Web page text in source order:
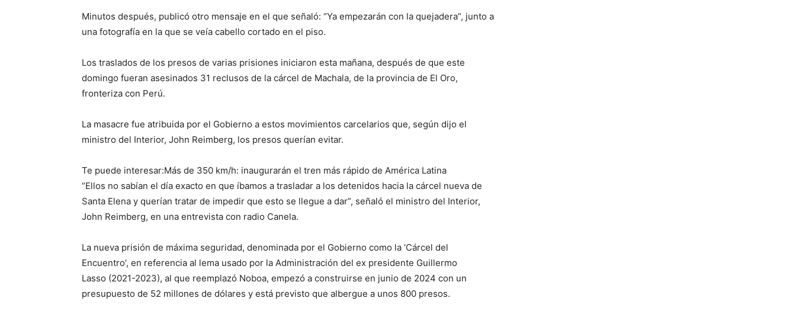
Minutos después, publicó otro mensaje en el que señaló: “Ya empezarán con la quejadera”, junto a
una fotografía en la que se veía cabello cortado en el piso.
Los traslados de los presos de varias prisiones iniciaron esta mañana, después de que este
domingo fueran asesinados 31 reclusos de la cárcel de Machala, de la provincia de El Oro,
fronteriza con Perú.
La masacre fue atribuida por el Gobierno a estos movimientos carcelarios que, según dijo el
ministro del Interior, John Reimberg, los presos querían evitar.
Te puede interesar:Más de 350 km/h: inaugurarán el tren más rápido de América Latina
“Ellos no sabían el día exacto en que íbamos a trasladar a los detenidos hacia la cárcel nueva de
Santa Elena y querían tratar de impedir que esto se llegue a dar”, señaló el ministro del Interior,
John Reimberg, en una entrevista con radio Canela.
La nueva prisión de máxima seguridad, denominada por el Gobierno como la ‘Cárcel del
Encuentro’, en referencia al lema usado por la Administración del ex presidente Guillermo
Lasso (2021-2023), al que reemplazó Noboa, empezó a construirse en junio de 2024 con un
presupuesto de 52 millones de dólares y está previsto que albergue a unos 800 presos.